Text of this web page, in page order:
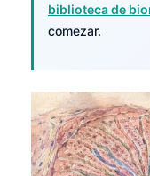
biblioteca de
comezar.